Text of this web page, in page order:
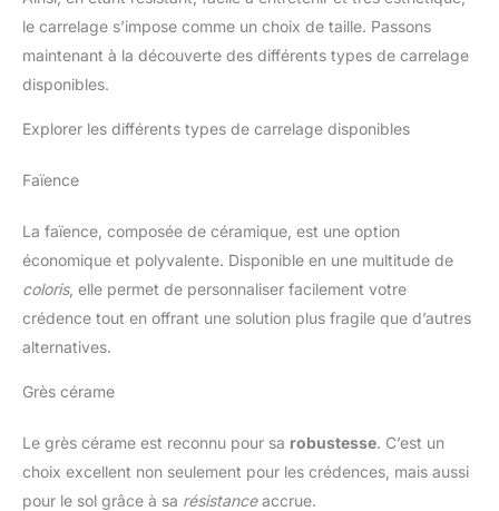
le carrelage s’impose comme un choix de taille. Passons
maintenant à la découverte des différents types de carrelage
disponibles.
Explorer les différents types de carrelage disponibles
Faïence
La faïence, composée de céramique, est une option
économique et polyvalente. Disponible en une multitude de
coloris, elle permet de personnaliser facilement votre
crédence tout en offrant une solution plus fragile que d’autres
alternatives.
Grès cérame
Le grès cérame est reconnu pour sa robustesse. C’est un
choix excellent non seulement pour les crédences, mais aussi
pour le sol grâce à sa résistanceaccrue.